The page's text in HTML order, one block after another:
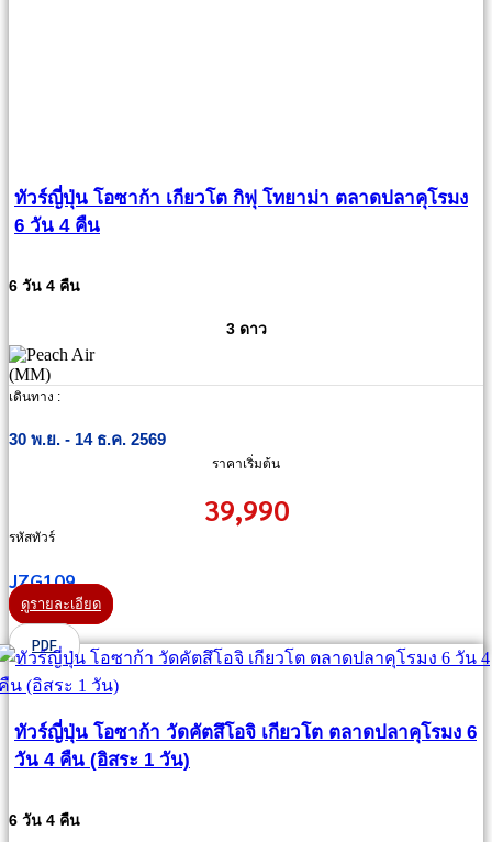
ทัวร์ญี่ปุ่น โอซาก้า เกียวโต กิฟุ โทยาม่า ตลาดปลาคุโรมง
6 วัน 4 คืน
6 วัน 4 คืน
3 ดาว
เดินทาง :
30 พ.ย. - 14 ธ.ค. 2569
ราคาเริ่มต้น
39,990
รหัสทัวร์
JZG109
ดูรายละเอียด
PDF
ทัวร์ญี่ปุ่น โอซาก้า วัดคัตสึโอจิ เกียวโต ตลาดปลาคุโรมง 6
วัน 4 คืน (อิสระ 1 วัน)
6 วัน 4 คืน